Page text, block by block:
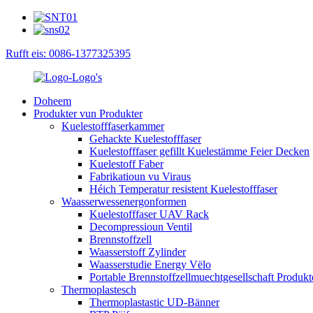
Rufft eis: 0086-1377325395
Doheem
Produkter vun Produkter
Kuelestofffaserkammer
Gehackte Kuelestofffaser
Kuelestofffaser gefillt Kuelestämme Feier Decken
Kuelestoff Faber
Fabrikatioun vu Viraus
Héich Temperatur resistent Kuelestofffaser
Waasserwessenergonformen
Kuelestofffaser UAV Rack
Decompressioun Ventil
Brennstoffzell
Waasserstoff Zylinder
Waasserstudie Energy Vëlo
Portable Brennstoffzellmuechtgesellschaft
Thermoplastesch
Thermoplastastic UD-Bänner